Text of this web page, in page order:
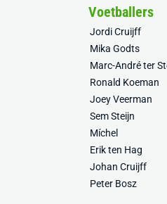
Voetballers
Jordi Cruijff
Mika Godts
Marc-André ter
Ronald Koeman
Joey Veerman
Sem Steijn
Míchel
Erik ten Hag
Johan Cruijff
Peter Bosz